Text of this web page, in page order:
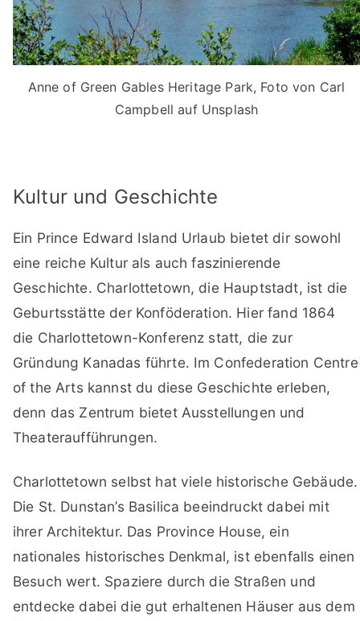
Anne of Green Gables Heritage Park, Foto von Carl
Campbell auf Unsplash
Kultur und Geschichte
Ein Prince Edward Island Urlaub bietet dir sowohl
eine reiche Kultur als auch faszinierende
Geschichte. Charlottetown, die Hauptstadt, ist die
Geburtsstätte der Konföderation. Hier fand 1864
die Charlottetown-Konferenz statt, die zur
Gründung Kanadas führte. Im Confederation Centre
of the Arts kannst du diese Geschichte erleben,
denn das Zentrum bietet Ausstellungen und
Theateraufführungen.
Charlottetown selbst hat viele historische Gebäude.
Die St. Dunstan’s Basilica beeindruckt dabei mit
ihrer Architektur. Das Province House, ein
nationales historisches Denkmal, ist ebenfalls einen
Besuch wert. Spaziere durch die Straßen und
entdecke dabei die gut erhaltenen Häuser aus dem